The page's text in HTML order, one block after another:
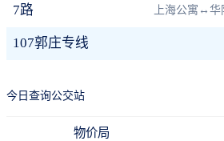
7路
107郭庄专线
今日查询公交站
物价局